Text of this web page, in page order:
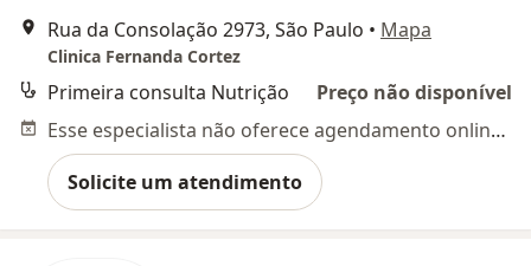
Rua da Consolação 2973, São Paulo • Mapa
Clinica Fernanda Cortez
Primeira consulta Nutrição
Preço não disponível
Esse especialista não oferece agendamento online para esse endereço.
Solicite um atendimento